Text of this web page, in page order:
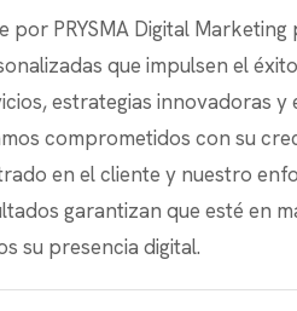
por PRYSMA Digital Marketing
que impulsen el
estrategias innovadoras
comprometidos con su
en el cliente y nuestro
garantizan que esté en
su presencia digital.